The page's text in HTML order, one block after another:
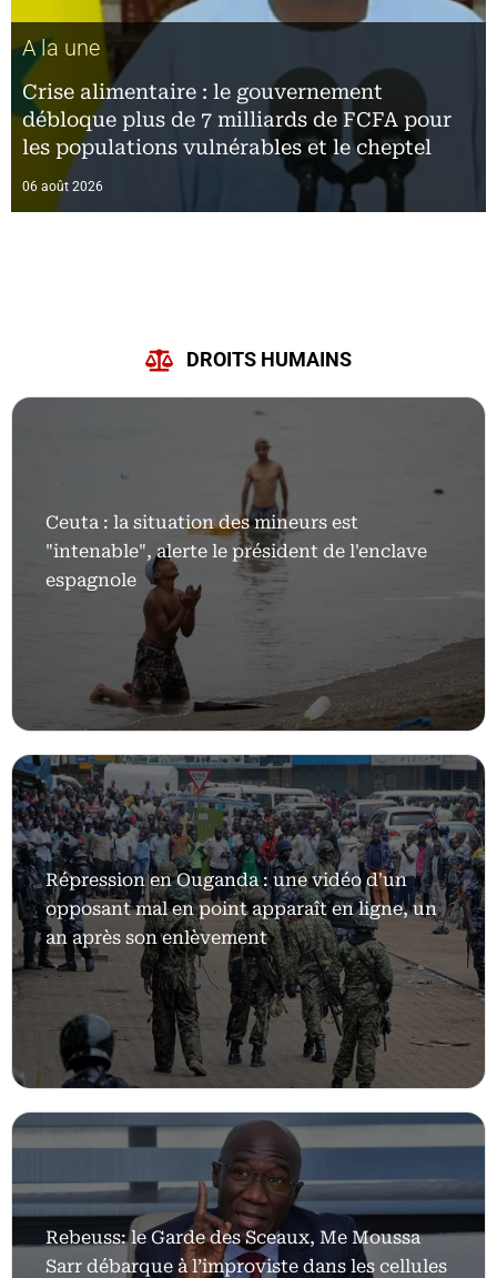
A la une
Crise alimentaire : le gouvernement
débloque plus de 7 milliards de FCFA pour
les populations vulnérables et le cheptel
06 août 2026
A la une
Assemblée nationale : trois projets et deux
propositions de loi au menu de la session
extraordinaire, lundi
06 août 2026
DROITS HUMAINS
Ceuta : la situation des mineurs est
"intenable", alerte le président de l'enclave
espagnole
Répression en Ouganda : une vidéo d'un
opposant mal en point apparaît en ligne, un
an après son enlèvement
Rebeuss: le Garde des Sceaux, Me Moussa
Sarr débarque à l’improviste dans les cellules